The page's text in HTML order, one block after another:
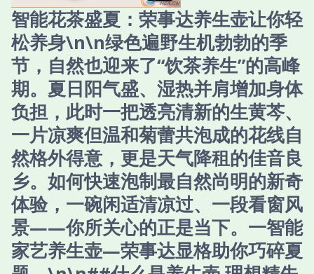
智能花茶盛夏：荣事达养生壶让你轻
松养身\n\n绿色遍野生机勃勃的季
节，自然也迎来了“饮茶养生”的高峰
期。夏日阳气盛、湿热并肩增加身体
负担，此时一把透亮清新的生黄芩、
一片凉爽但温和菊蕾共泡成的花线自
然格外得意，更是天气降租的佳音良
乡。如何快速泡制最自然尚明的新奇
体验，一碗闲适清凉过、一段看窗风
景——你所关心的正是当下。一智能
家艺养生壶—荣事达显格助你巧碎夏